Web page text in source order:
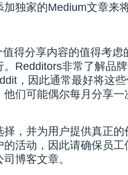
加独家的Medium文章来
得分享内容的值得考虑
。Redditors非常了解品
，因此通常最好将这
他们可能偶尔每月分享
择，并为用户提供真正
的活动，因此请确保员
博客文章。